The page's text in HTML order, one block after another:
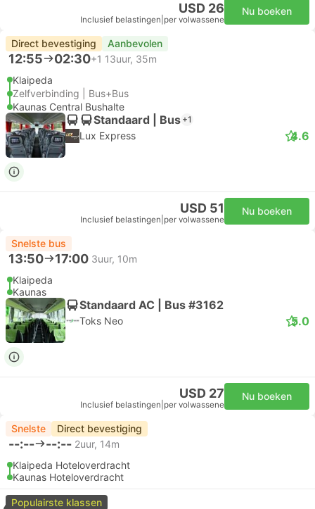
USD 26
Inclusief belastingen per volwassene
Nu boeken
Direct bevestiging Aanbevolen
12:55 02:30+1 13uur, 35m
Klaipeda
Zelfverbinding | Bus+Bus
Kaunas Central Bushalte
Standaard | Bus +1
Lux Express 4.6
USD 51
Inclusief belastingen per volwassene
Nu boeken
Snelste bus
13:50 17:00 3uur, 10m
Klaipeda
Kaunas
Standaard AC | Bus #3162
Toks Neo 5.0
USD 27
Inclusief belastingen per volwassene
Nu boeken
Snelste Direct bevestiging
--:-- --:-- 2uur, 14m
Klaipeda Hoteloverdracht
Kaunas Hoteloverdracht
Populairste klassen